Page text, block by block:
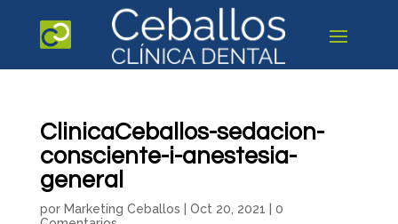
ClinicaCeballos-sedacion-
consciente-i-anestesia-
general
por Marketing Ceballos Oct 20, 2021
0